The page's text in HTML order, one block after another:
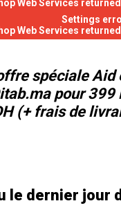
Web Services
Settings
Web Services
spéciale Aid
pour
(+ frais de
le dernier jour